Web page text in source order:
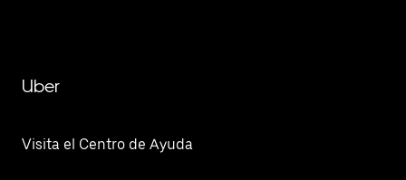
Uber
Visita el Centro de Ayuda